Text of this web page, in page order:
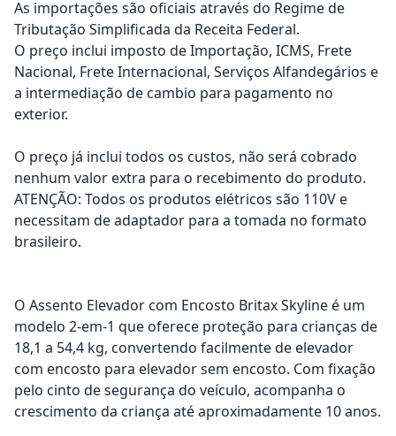
As importações são oficiais através do Regime de
Tributação Simplificada da Receita Federal.
O preço inclui imposto de Importação, ICMS, Frete
Nacional, Frete Internacional, Serviços Alfandegários e
a intermediação de cambio para pagamento no
exterior.
O preço já inclui todos os custos, não será cobrado
nenhum valor extra para o recebimento do produto.
ATENÇÃO: Todos os produtos elétricos são 110V e
necessitam de adaptador para a tomada no formato
brasileiro.
O Assento Elevador com Encosto Britax Skyline é um
modelo 2-em-1 que oferece proteção para crianças de
18,1 a 54,4 kg, convertendo facilmente de elevador
com encosto para elevador sem encosto. Com fixação
pelo cinto de segurança do veículo, acompanha o
crescimento da criança até aproximadamente 10 anos.